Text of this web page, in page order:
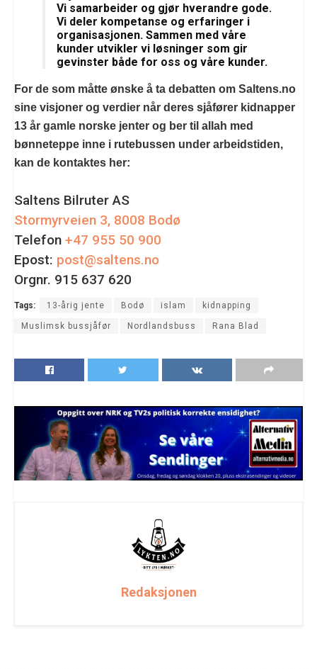
Vi samarbeider og gjør hverandre gode.
Vi deler kompetanse og erfaringer i
organisasjonen. Sammen med våre
kunder utvikler vi løsninger som gir
gevinster både for oss og våre kunder.
For de som måtte ønske å ta debatten om Saltens.no
sine visjoner og verdier når deres sjåfører kidnapper
13 år gamle norske jenter og ber til allah med
bønneteppe inne i rutebussen under arbeidstiden,
kan de kontaktes her:
Saltens Bilruter AS
Stormyrveien 3, 8008 Bodø
Telefon +47 955 50 900
Epost: post@saltens.no
Orgnr. 915 637 620
Tags: 13-årig jente Bodø islam kidnapping
Muslimsk bussjåfør Nordlandsbuss Rana Blad
Redaksjonen